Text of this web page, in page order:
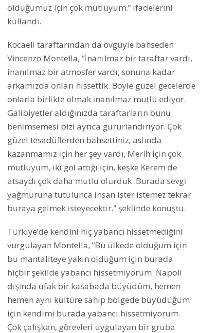
olduğumuz için çok mutluyum.” ifadelerini
kullandı.
Kocaeli taraftarından da övgüyle bahseden
Vincenzo Montella, “İnanılmaz bir taraftar vardı,
inanılmaz bir atmosfer vardı, sonuna kadar
arkamızda onları hissettik. Böyle güzel gecelerde
onlarla birlikte olmak inanılmaz mutlu ediyor.
Galibiyetler aldığınızda taraftarların bunu
benimsemesi bizi ayrıca gururlandırıyor. Çok
güzel tesadüflerden bahsettiniz, aslında
kazanmamız için her şey vardı, Merih için çok
mutluyum, iki gol attığı için, keşke Kerem de
atsaydı çok daha mutlu olurduk. Burada sevgi
yağmuruna tutulunca insan ister istemez tekrar
buraya gelmek isteyecektir.” şeklinde konuştu.
Türkiye’de kendini hiç yabancı hissetmediğini
vurgulayan Montella, “Bu ülkede olduğum için
bu mantaliteye yakın olduğum için burada
hiçbir şekilde yabancı hissetmiyorum. Napoli
dışında ufak bir kasabada büyüdüm, hemen
hemen aynı kültüre sahip bölgede büyüdüğüm
için kendimi burada yabancı hissetmiyorum.
Çok çalışkan, görevleri uygulayan bir gruba